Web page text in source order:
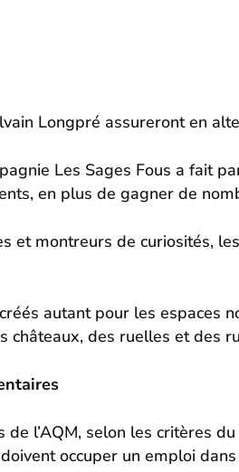
Longpré assureront en
Les Sages Fous a fait
en plus de gagner de
et montreurs de curiosités,
autant pour les espaces
châteaux, des ruelles et des
l’AQM, selon les critères
occuper un emploi